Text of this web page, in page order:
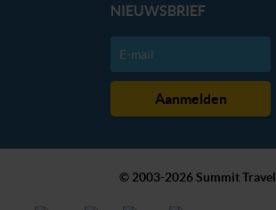
NIEUWSBRIEF
© 2003-2026 Summit Travel